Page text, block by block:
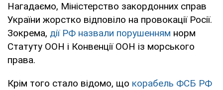
Нагадаємо, Міністерство закордонних справ
України жорстко відповіло на провокації Росії.
Зокрема, дії РФ назвали порушенням норм
Статуту ООН і Конвенції ООН із морського
права.
Крім того стало відомо, що корабель ФСБ РФ